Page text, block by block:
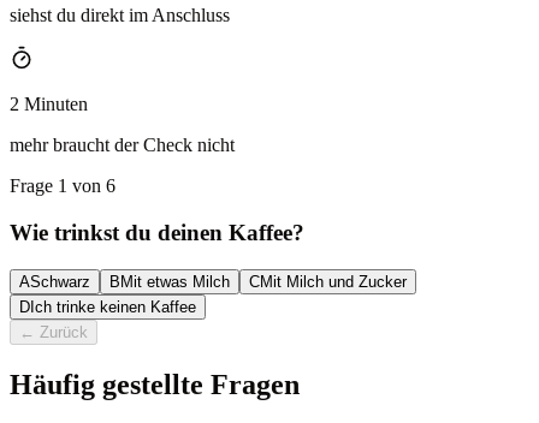
siehst du direkt im Anschluss
2 Minuten
mehr braucht der Check nicht
Frage 1 von 6
Wie trinkst du deinen Kaffee?
ASchwarz BMit etwas Milch CMit Milch und Zucker
DIch trinke keinen Kaffee
← Zurück
Häufig gestellte Fragen